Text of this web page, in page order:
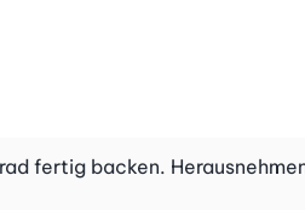
fertig backen.